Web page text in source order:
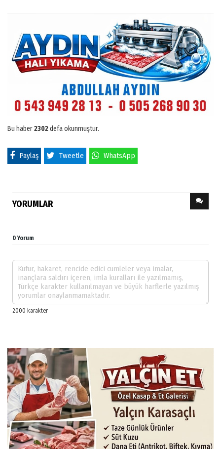
Bu haber2302defa okunmuştur.
Paylaş Tweetle WhatsApp
YORUMLAR
0 Yorum